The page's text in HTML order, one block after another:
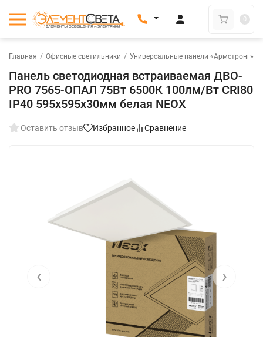
0
Главная / Офисные светильники / Универсальные панели «Армстронг»
Панель светодиодная встраиваемая ДВО-
PRO 7565-ОПАЛ 75Вт 6500К 100лм/Вт CRI80
IP40 595х595х30мм белая NEOX
Оставить отзыв Избранное Сравнение
‹ ›